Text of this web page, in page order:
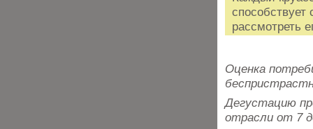
способствует
рассмотреть
Оценка
Дегустацию
отрасли от 7